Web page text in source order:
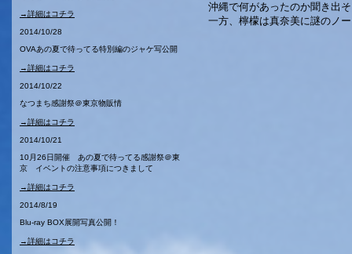
→詳細はコチラ
2014/10/28
OVAあの夏で待ってる特別編のジャケ写公開
→詳細はコチラ
2014/10/22
なつまち感謝祭＠東京物販情
→詳細はコチラ
2014/10/21
10月26日開催 あの夏で待ってる感謝祭＠東
京 イベントの注意事項につきまして
→詳細はコチラ
2014/8/19
Blu-ray BOX展開写真公開！
→詳細はコチラ
沖縄で何があったのか聞き出
一方、檸檬は真奈美に謎のノ